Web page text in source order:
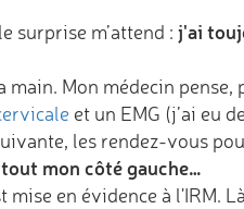
surprise m’attend : j'ai
Mon médecin pense,
et un EMG (j’ai eu
les rendez-vous
mon côté gauche…
en évidence à l'IRM.